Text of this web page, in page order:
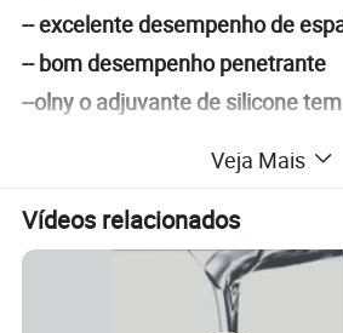
-- excelente desempenho de
-- bom desempenho penetrante
--olny o adjuvante de silicone
-- desempenho de vara
Com esse desempenho
amplamente utilizado e
Veja Mais
Vídeos relacionados